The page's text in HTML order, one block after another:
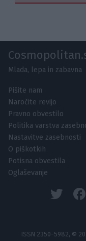
Mlada, lepa in zabavna
Pišite nam
Naročite revijo
Pravno obvestilo
Politika varstva
Nastavitve zasebnosti
O piškotkih
Potisna obvestila
Oglaševanje
ISSN 2350-5982, ©